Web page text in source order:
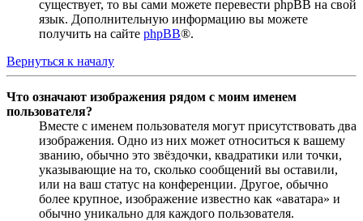
существует, то вы сами можете перевести phpBB на свой
язык. Дополнительную информацию вы можете
получить на сайте phpBB®.
Вернуться к началу
Что означают изображения рядом с моим именем
пользователя?
Вместе с именем пользователя могут присутствовать два
изображения. Одно из них может относиться к вашему
званию, обычно это звёздочки, квадратики или точки,
указывающие на то, сколько сообщений вы оставили,
или на ваш статус на конференции. Другое, обычно
более крупное, изображение известно как «аватара» и
обычно уникально для каждого пользователя.